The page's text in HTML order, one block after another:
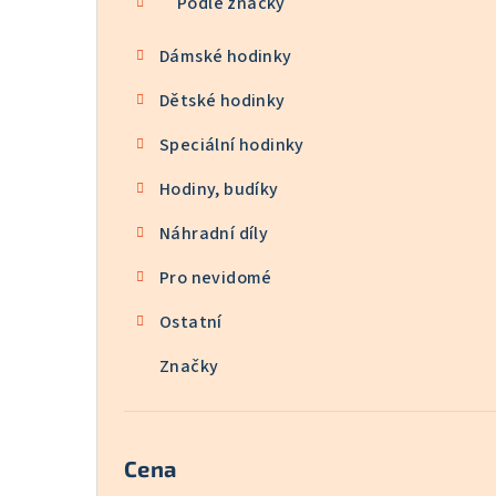
Dámské hodinky
Dětské hodinky
Speciální hodinky
Hodiny, budíky
Náhradní díly
Pro nevidomé
Ostatní
Značky
Cena